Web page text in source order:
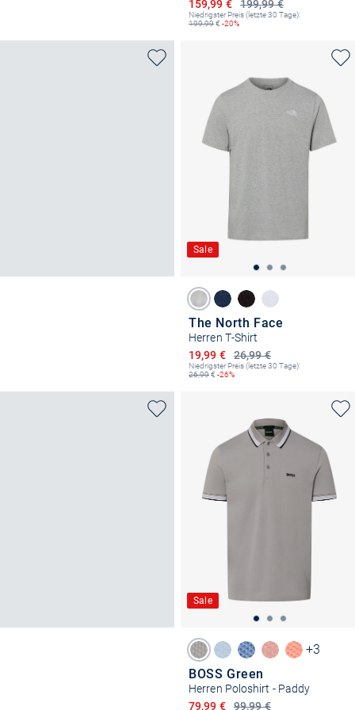
199,99 €
Ermäßigter Preis
159,99 €
Niedrigster Preis (letzte 30 Tage):
199,99€ -20%
Sale
The North Face
Herren T-Shirt
26,99 €
Ermäßigter Preis
19,99 €
Niedrigster Preis (letzte 30 Tage):
26,99€ -26%
Sale
+3
BOSS Green
Herren Poloshirt - Paddy
99,99 €
Ermäßigter Preis
79,99 €